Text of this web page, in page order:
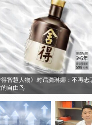
得智慧人物》对话龚琳娜：不再忐
自由鸟